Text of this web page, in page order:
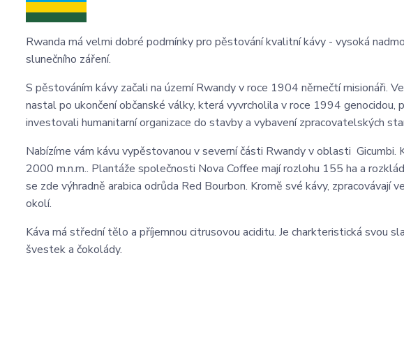
Rwanda má velmi dobré podmínky pro pěstování kvalitní kávy - vysoká
slunečního záření.
S pěstováním kávy začali na území Rwandy v roce 1904 němečtí misionáři.
nastal po ukončení občanské války, která vyvrcholila v roce 1994
investovali humanitarní organizace do stavby a vybavení zpracovatelských
Nabízíme vám kávu vypěstovanou v severní části Rwandy v oblasti
2000 m.n.m.. Plantáže společnosti Nova Coffee mají rozlohu 155 ha a
se zde výhradně arabica odrůda Red Bourbon. Kromě své kávy,
okolí.
Káva má střední tělo a příjemnou citrusovou aciditu. Je charkteristická svou
švestek a čokolády.